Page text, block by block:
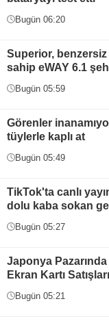
Bugün 06:20
Superior,
sahip eWAY 6.1
Bugün 05:59
Görenler
tüylerle kaplı at
Bugün 05:49
TikTok'ta canlı
dolu kaba sokan
Bugün 05:27
Japonya
Ekran Kartı
Bugün 05:21